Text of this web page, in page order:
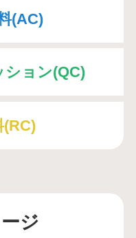
(AC)
ション(QC)
(RC)
ジ